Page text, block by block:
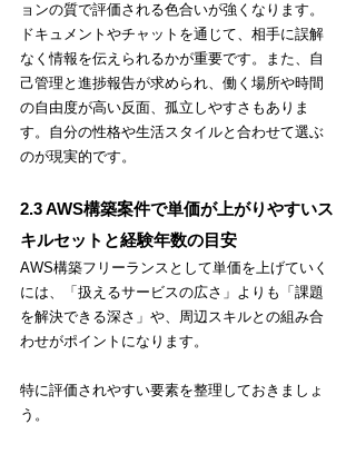
ョンの質で評価される色合いが強くなります。
ドキュメントやチャットを通じて、相手に誤解
なく情報を伝えられるかが重要です。また、自
己管理と進捗報告が求められ、働く場所や時間
の自由度が高い反面、孤立しやすさもありま
す。自分の性格や生活スタイルと合わせて選ぶ
のが現実的です。
2.3 AWS構築案件で単価が上がりやすいス
キルセットと経験年数の目安
AWS構築フリーランスとして単価を上げていく
には、「扱えるサービスの広さ」よりも「課題
を解決できる深さ」や、周辺スキルとの組み合
わせがポイントになります。
特に評価されやすい要素を整理しておきましょ
う。